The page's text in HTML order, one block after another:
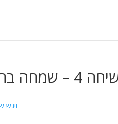
תורה ומצוות
ויגש שיחה 4 - שמחה